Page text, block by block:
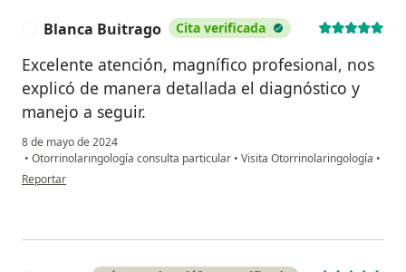
Blanca Buitrago Cita verificada
Excelente atención, magnífico profesional, nos
explicó de manera detallada el diagnóstico y
manejo a seguir.
8 de mayo de 2024
• Otorrinolaringología consulta particular • Visita Otorrinolaringología •
en opinión del usuario Blanca Buitrago
Reportar